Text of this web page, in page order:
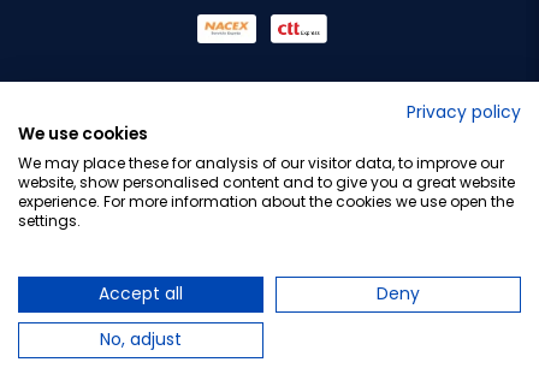
Privacy policy
We use cookies
We may place these for analysis of our visitor data, to improve our
website, show personalised content and to give you a great website
experience. For more information about the cookies we use open the
settings.
Accept all
Deny
No, adjust